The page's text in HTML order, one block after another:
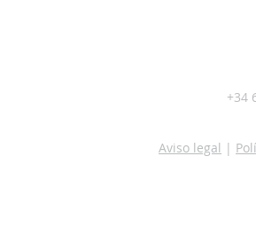
+34
Aviso legal |